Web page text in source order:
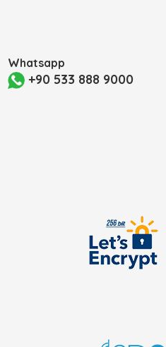
Whatsapp
+90 533 888 9000